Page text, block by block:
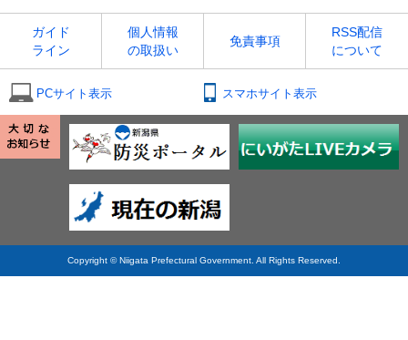
ガイド
ライン
個人情報
の取扱い
免責事項
RSS配信
について
PCサイト表示 スマホサイト表示
Copyright © Niigata Prefectural Government. All Rights Reserved.